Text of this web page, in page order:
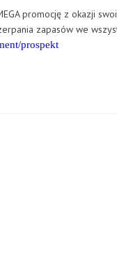
promocję z okazji
zapasów we
prospekt